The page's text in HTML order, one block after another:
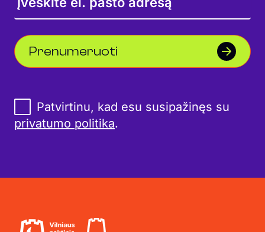
Prenumeruoti
Patvirtinu, kad esu susipažinęs su
privatumo politika.